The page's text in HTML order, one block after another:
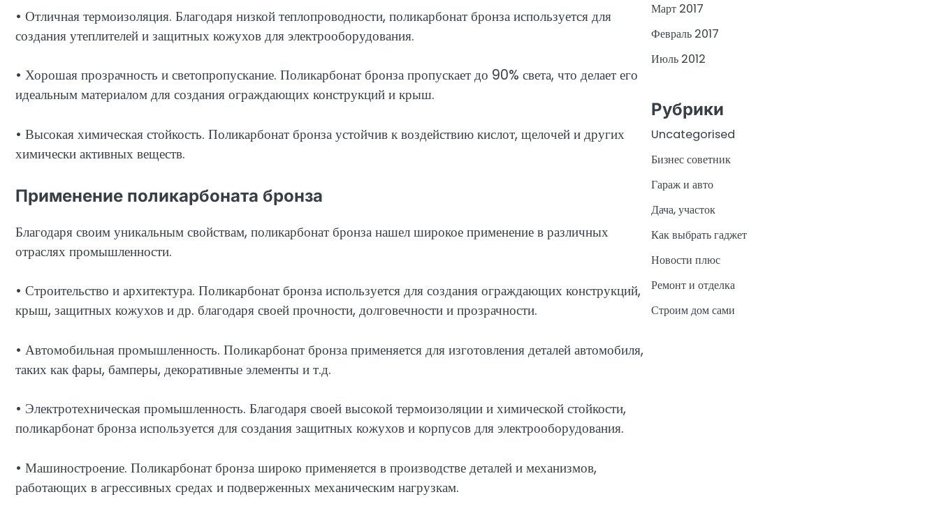
• Отличная термоизоляция. Благодаря низкой теплопроводности, поликарбонат бронза используется для
создания утеплителей и защитных кожухов для электрооборудования.
• Хорошая прозрачность и светопропускание. Поликарбонат бронза пропускает до 90% света, что делает его
идеальным материалом для создания ограждающих конструкций и крыш.
• Высокая химическая стойкость. Поликарбонат бронза устойчив к воздействию кислот, щелочей и других
химически активных веществ.
Применение поликарбоната бронза
Благодаря своим уникальным свойствам, поликарбонат бронза нашел широкое применение в различных
отраслях промышленности.
• Строительство и архитектура. Поликарбонат бронза используется для создания ограждающих конструкций,
крыш, защитных кожухов и др. благодаря своей прочности, долговечности и прозрачности.
• Автомобильная промышленность. Поликарбонат бронза применяется для изготовления деталей автомобиля,
таких как фары, бамперы, декоративные элементы и т.д.
• Электротехническая промышленность. Благодаря своей высокой термоизоляции и химической стойкости,
поликарбонат бронза используется для создания защитных кожухов и корпусов для электрооборудования.
• Машиностроение. Поликарбонат бронза широко применяется в производстве деталей и механизмов,
работающих в агрессивных средах и подверженных механическим нагрузкам.
Март 2017
Февраль 2017
Июль 2012
Рубрики
Uncategorised
Бизнес советник
Гараж и авто
Дача, участок
Как выбрать гаджет
Новости плюс
Ремонт и отделка
Строим дом сами